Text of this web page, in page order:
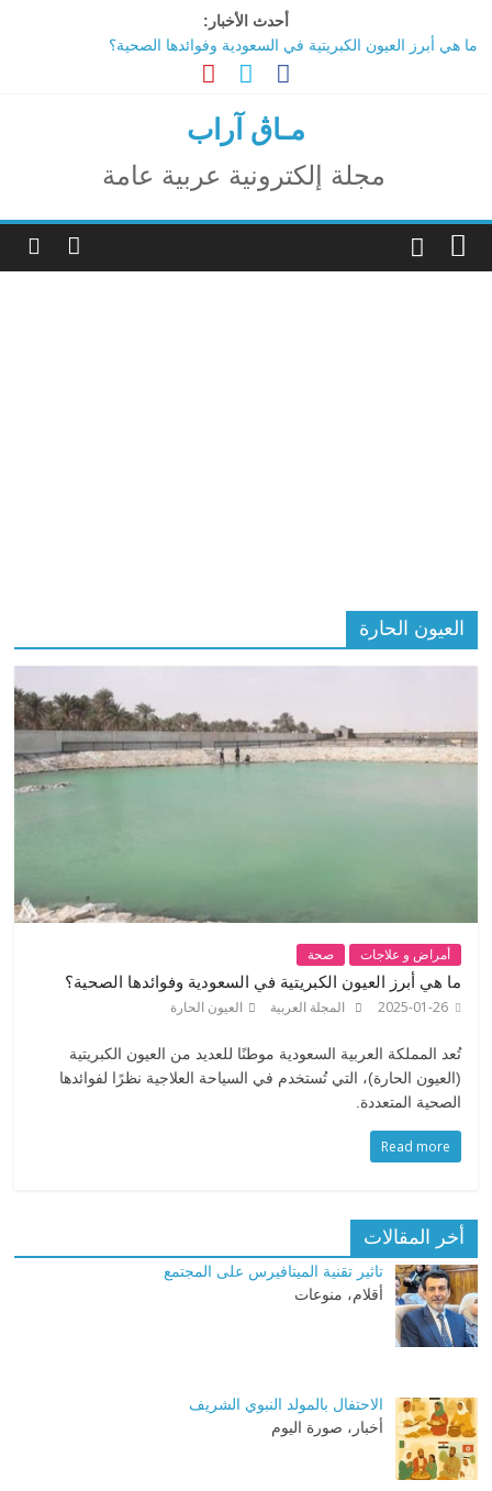
أحدث الأخبار:
ما هي أبرز العيون الكبريتية في السعودية وفوائدها الصحية؟
تاثير تقنية الميتافيرس على المجتمع
اكتشاف مدينة ضخمة تحت أهرامات الجيزة.. حقيقة أم خيال؟
ترامب: تقدم deepSeek الصينية في الذكاء الاصطناعي جرس إنذار
مـاڨ آراب
مجلة إلكترونية عربية عامة
العيون الحارة
أمراض و علاجات صحة
ما هي أبرز العيون الكبريتية في السعودية وفوائدها الصحية؟
2025-01-26
المجلة العربية العيون الحارة
تُعد المملكة العربية السعودية موطنًا للعديد من العيون الكبريتية
(العيون الحارة)، التي تُستخدم في السياحة العلاجية نظرًا لفوائدها
الصحية المتعددة.
Read more
أخر المقالات
تاثير تقنية الميتافيرس على المجتمع
أقلام، منوعات
الاحتفال بالمولد النبوي الشريف
أخبار، صورة اليوم